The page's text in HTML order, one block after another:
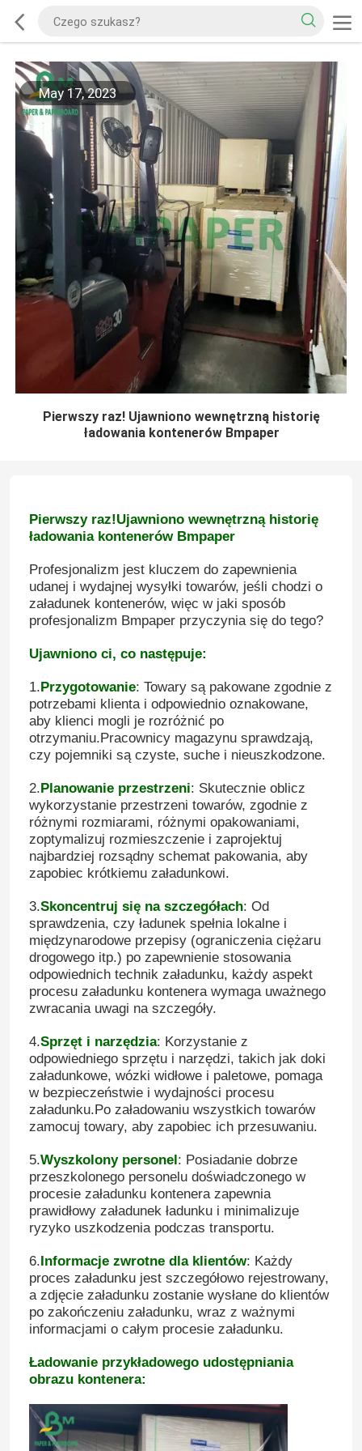
May 17, 2023
Pierwszy raz! Ujawniono wewnętrzną historię
ładowania kontenerów Bmpaper
Pierwszy raz!Ujawniono wewnętrzną historię
ładowania kontenerów Bmpaper
Profesjonalizm jest kluczem do zapewnienia
udanej i wydajnej wysyłki towarów, jeśli chodzi o
załadunek kontenerów, więc w jaki sposób
profesjonalizm Bmpaper przyczynia się do tego?
Ujawniono ci, co następuje:
1.Przygotowanie: Towary są pakowane zgodnie z
potrzebami klienta i odpowiednio oznakowane,
aby klienci mogli je rozróżnić po
otrzymaniu.Pracownicy magazynu sprawdzają,
czy pojemniki są czyste, suche i nieuszkodzone.
2.Planowanie przestrzeni: Skutecznie oblicz
wykorzystanie przestrzeni towarów, zgodnie z
różnymi rozmiarami, różnymi opakowaniami,
zoptymalizuj rozmieszczenie i zaprojektuj
najbardziej rozsądny schemat pakowania, aby
zapobiec krótkiemu załadunkowi.
3.Skoncentruj się na szczegółach: Od
sprawdzenia, czy ładunek spełnia lokalne i
międzynarodowe przepisy (ograniczenia ciężaru
drogowego itp.) po zapewnienie stosowania
odpowiednich technik załadunku, każdy aspekt
procesu załadunku kontenera wymaga uważnego
zwracania uwagi na szczegóły.
4.Sprzęt i narzędzia: Korzystanie z
odpowiedniego sprzętu i narzędzi, takich jak doki
załadunkowe, wózki widłowe i paletowe, pomaga
w bezpieczeństwie i wydajności procesu
załadunku.Po załadowaniu wszystkich towarów
zamocuj towary, aby zapobiec ich przesuwaniu.
5.Wyszkolony personel: Posiadanie dobrze
przeszkolonego personelu doświadczonego w
procesie załadunku kontenera zapewnia
prawidłowy załadunek ładunku i minimalizuje
ryzyko uszkodzenia podczas transportu.
6.Informacje zwrotne dla klientów: Każdy
proces załadunku jest szczegółowo rejestrowany,
a zdjęcie załadunku zostanie wysłane do klientów
po zakończeniu załadunku, wraz z ważnymi
informacjami o całym procesie załadunku.
Ładowanie przykładowego udostępniania
obrazu kontenera: